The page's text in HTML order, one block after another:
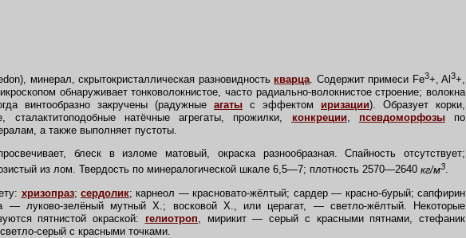
минерал, скрытокристаллическая разновидность кварца. Содержит примеси Fe3+, Al3+,
обнаруживает тонковолокнистое, часто радиально-волокнистое строение; волокна
винтообразно закручены (радужные агаты с эффектом иризации). Образует корки,
сталактитоподобные натёчные агрегаты, прожилки, конкреции, псевдоморфозыпо
а также выполняет пустоты.
блеск в изломе матовый, окраска разнообразная. Спайность отсутствует;
из лом. Твердость по минералогической шкале 6,5—7; плотность 2570—2640 кг/м3.
хризопраз;сердолик; карнеол — красновато-жёлтый; сардер — красно-бурый; сапфирин
— луково-зелёный мутный Х.; восковой Х., или церагат, — светло-жёлтый. Некоторые
пятнистой окраской: гелиотроп , мирикит — серый с красными пятнами, стефаник
серый с красными точками.